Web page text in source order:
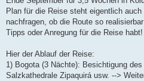
Plan für die Reise steht eigentlich
nachfragen, ob die Route so
Tipps oder Anregung für die Reise habt!
Hier der Ablauf der Reise:
1) Bogota (3 Nächte): Besichtigung
Salzkathedrale Zipaquirá usw. -->